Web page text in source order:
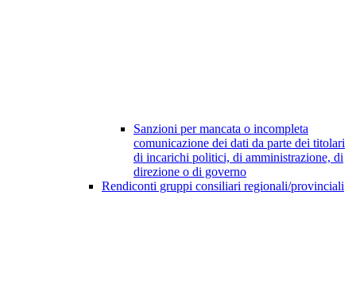
Sanzioni per mancata o incompleta
comunicazione dei dati da parte dei titolari
di incarichi politici, di amministrazione, di
direzione o di governo
Rendiconti gruppi consiliari regionali/provinciali